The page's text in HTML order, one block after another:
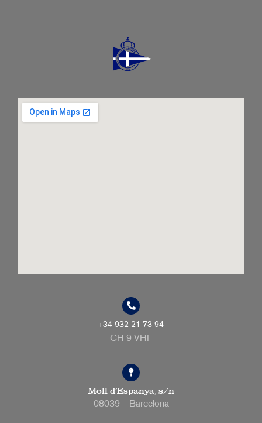
+34 932 21 73 94
CH 9 VHF
Moll d’Espanya, s/n
08039 – Barcelona